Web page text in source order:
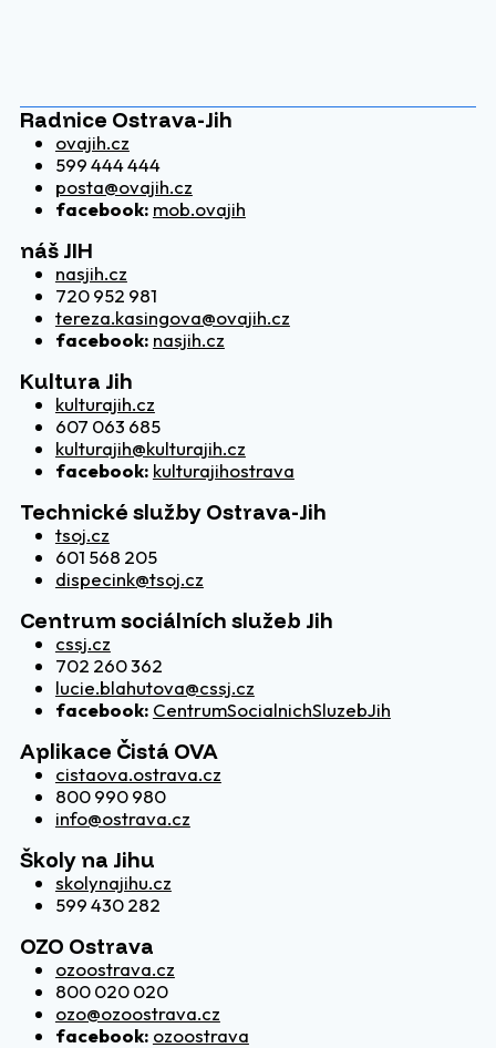
Radnice Ostrava-Jih
ovajih.cz
599 444 444
posta@ovajih.cz
facebook: mob.ovajih
náš JIH
nasjih.cz
720 952 981
tereza.kasingova@ovajih.cz
facebook: nasjih.cz
Kultura Jih
kulturajih.cz
607 063 685
kulturajih@kulturajih.cz
facebook: kulturajihostrava
Technické služby Ostrava-Jih
tsoj.cz
601 568 205
dispecink@tsoj.cz
Centrum sociálních služeb Jih
cssj.cz
702 260 362
lucie.blahutova@cssj.cz
facebook: CentrumSocialnichSluzebJih
Aplikace Čistá OVA
cistaova.ostrava.cz
800 990 980
info@ostrava.cz
Školy na Jihu
skolynajihu.cz
599 430 282
OZO Ostrava
ozoostrava.cz
800 020 020
ozo@ozoostrava.cz
facebook: ozoostrava